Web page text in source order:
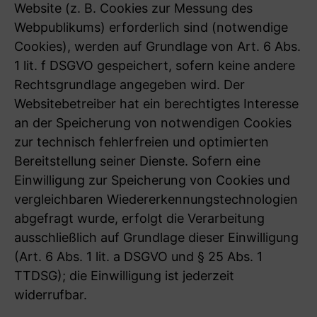
Website (z. B. Cookies zur Messung des
Webpublikums) erforderlich sind (notwendige
Cookies), werden auf Grundlage von Art. 6 Abs.
1 lit. f DSGVO gespeichert, sofern keine andere
Rechtsgrundlage angegeben wird. Der
Websitebetreiber hat ein berechtigtes Interesse
an der Speicherung von notwendigen Cookies
zur technisch fehlerfreien und optimierten
Bereitstellung seiner Dienste. Sofern eine
Einwilligung zur Speicherung von Cookies und
vergleichbaren Wiedererkennungstechnologien
abgefragt wurde, erfolgt die Verarbeitung
ausschließlich auf Grundlage dieser Einwilligung
(Art. 6 Abs. 1 lit. a DSGVO und § 25 Abs. 1
TTDSG); die Einwilligung ist jederzeit
widerrufbar.